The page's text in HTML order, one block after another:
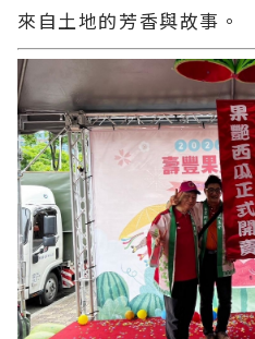
來自土地的芳香與故事。